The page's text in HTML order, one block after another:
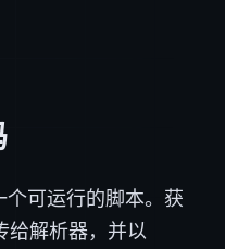
可运行的脚本。获
给解析器，并以